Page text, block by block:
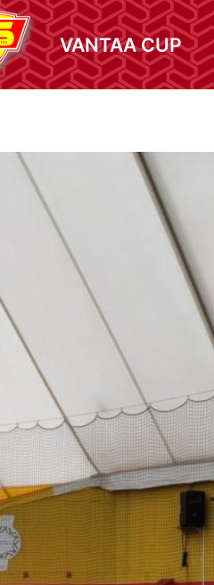
VANTAA CUP